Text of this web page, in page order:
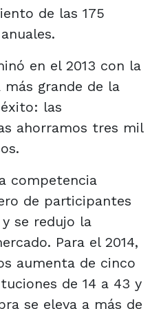
de las 175
en el 2013 con la
grande de la
las
ahorramos tres mil
competencia
de participantes
y se redujo la
Para el 2014,
aumenta de cinco
de 14 a 43 y
se eleva a más de